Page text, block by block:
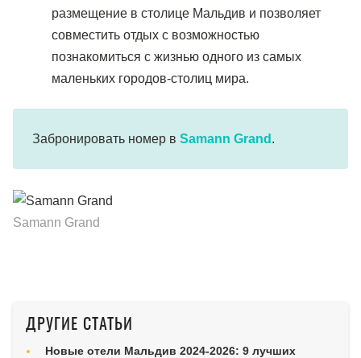
размещение в столице Мальдив и позволяет
совместить отдых с возможностью
познакомиться с жизнью одного из самых
маленьких городов-столиц мира.
Забронировать номер в Samann Grand .
Samann Grand
ДРУГИЕ СТАТЬИ
Новые отели Мальдив 2024-2026: 9 лучших